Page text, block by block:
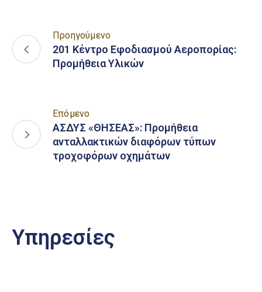
Προηγούμενο
201 Κέντρο Εφοδιασμού Αεροπορίας:
Προμήθεια Υλικών
Επόμενο
ΑΣΔΥΣ «ΘΗΣΕΑΣ»: Προμήθεια
ανταλλακτικών διαφόρων τύπων
τροχοφόρων οχημάτων
Υπηρεσίες